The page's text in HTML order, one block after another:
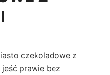
czekoladowe z
prawie bez